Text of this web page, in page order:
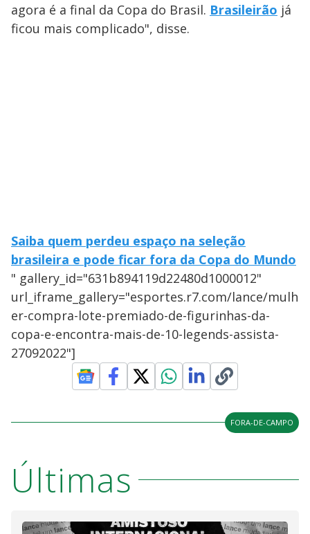
agora é a final da Copa do Brasil. Brasileirão já
ficou mais complicado", disse.
Saiba quem perdeu espaço na seleção
brasileira e pode ficar fora da Copa do Mundo
" gallery_id="631b894119d22480d1000012"
url_iframe_gallery="esportes.r7.com/lance/mulh
er-compra-lote-premiado-de-figurinhas-da-
copa-e-encontra-mais-de-10-legends-assista-
27092022"]
FORA-DE-CAMPO
Últimas